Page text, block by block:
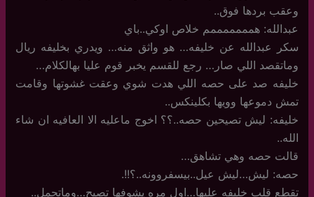
وعقب بردها فوق..
عبدالله: همممممممم خلاص اوكي..باي
سكر عبدالله عن خليفه… هو واثق منه… ويدري بخليفه ريال
وماتقصد اللي صار… رجع للقسم يخبر قوم عليا بهالكلام…
خليفه صد على حصه اللي هدت شوي وعقت غشوتها وقامت
تمش دموعها وويها بكلينكس..
خليفه: ليش تصيحين حصه..؟؟ اخوج ماعليه الا العافيه ان شاء
الله..
قالت حصه وهي تشاهق…
حصه: ليش…ليش عيل..بيسفروونه..؟!!.
تقطع قلب خليفه عليها…اول مره يشوفها تصيح…وماتحمل..